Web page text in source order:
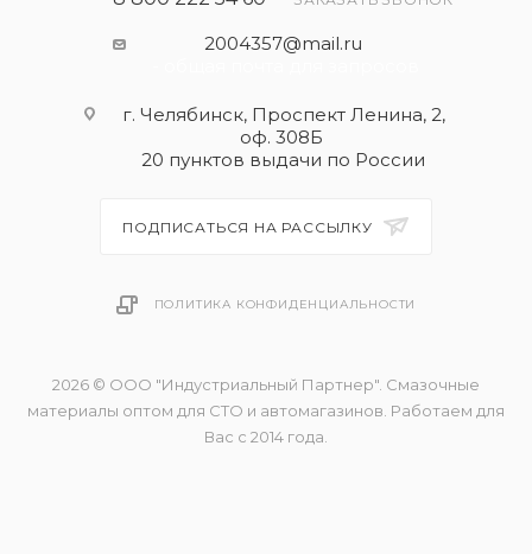
2004357@mail.ru
г. Челябинск, Проспект Ленина, 2,
оф. 308Б
20 пунктов выдачи по России
ПОДПИСАТЬСЯ НА РАССЫЛКУ
ПОЛИТИКА КОНФИДЕНЦИАЛЬНОСТИ
2026 © ООО "Индустриальный Партнер". Смазочные
материалы оптом для СТО и автомагазинов. Работаем для
Вас с 2014 года.